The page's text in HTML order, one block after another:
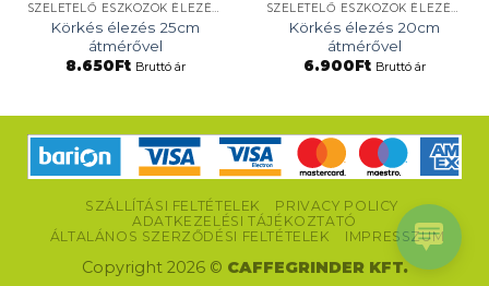
SZELETELŐ ESZKÖZÖK ÉLEZÉSE
Körkés élezés 25cm
átmérővel
8.650Ft Bruttó ár
SZELETELŐ ESZKÖZÖK ÉLEZÉSE
Körkés élezés 20cm
átmérővel
6.900Ft Bruttó ár
SZÁLLÍTÁSI FELTÉTELEK
PRIVACY POLICY
ADATKEZELÉSI TÁJÉKOZTATÓ
ÁLTALÁNOS SZERZŐDÉSI FELTÉTELEK
IMPRESSZUM
Copyright 2026 © CAFFEGRINDER KFT.